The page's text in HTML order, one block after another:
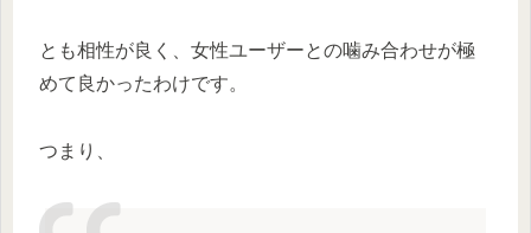
とも相性が良く、女性ユーザーとの噛み合わせが極
めて良かったわけです。
つまり、